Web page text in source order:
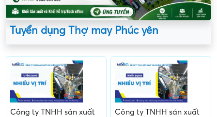
Tuyển dụng Thợ may Phúc yên
Công ty TNHH sản xuất
Công ty TNHH sản xuất